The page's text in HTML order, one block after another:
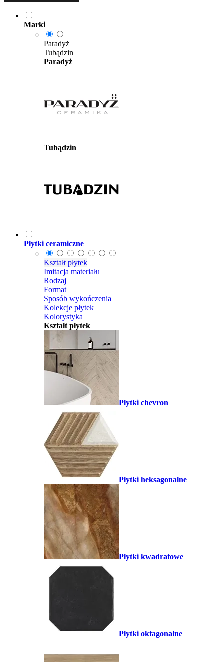
Marki
Paradyż
Tubądzin
Paradyż
Tubądzin
Płytki ceramiczne
Kształt płytek
Imitacja materiału
Rodzaj
Format
Sposób wykończenia
Kolekcje płytek
Kolorystyka
Kształt płytek
Płytki chevron
Płytki heksagonalne
Płytki kwadratowe
Płytki oktagonalne